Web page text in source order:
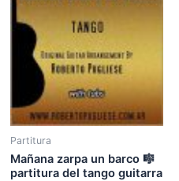
Partitura
Mañana zarpa un barco 🎼
partitura del tango guitarra